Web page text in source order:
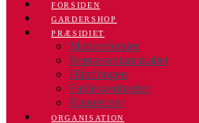
FORSIDEN
GARDERSHOP
PRÆSIDIET
Mødereferater
Repræsentantskabet
Håndbogen
Fællesvedtægter
Ringetoner
ORGANISATION